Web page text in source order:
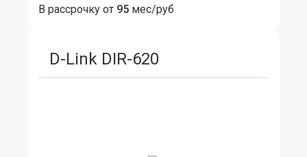
В рассрочку от 95 мес/руб
D-Link DIR-620